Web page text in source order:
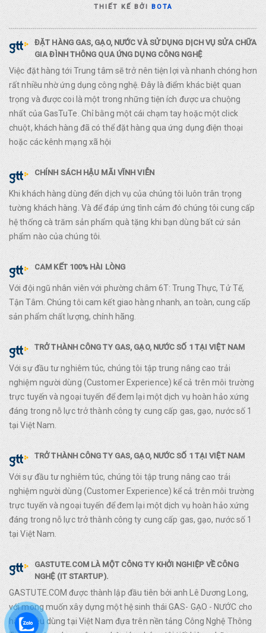
THIẾT KẾ BỞIBOTA
ĐẶT HÀNG GAS, GẠO, NƯỚC VÀ SỬ DỤNG DỊCH VỤ SỬA CHỮA
GIA ĐÌNH THÔNG QUA ỨNG DỤNG CÔNG NGHỆ
Việc đặt hàng tới Trung tâm sẽ trở nên tiện lợi và nhanh chóng hơn
rất nhiều nhờ ứng dụng công nghệ. Đây là điểm khác biệt quan
trọng và được coi là một trong những tiện ích được ưa chuộng
nhất của GasTuTe. Chỉ bằng một cái chạm tay hoặc một click
chuột, khách hàng đã có thể đặt hàng qua ứng dụng điện thoại
hoặc các kênh mạng xã hội
CHÍNH SÁCH HẬU MÃI VĨNH VIỄN
Khi khách hàng dùng đến dịch vụ của chúng tôi luôn trân trọng
tường khách hàng. Và để đáp ứng tình cảm đó chúng tôi cung cấp
hệ thống cà trăm sản phẩm quà tặng khi bạn dùng bất cứ sản
phẩm nào của chúng tôi.
CAM KẾT 100% HÀI LÒNG
Với đội ngũ nhân viên với phường châm 6T: Trung Thực, Tử Tế,
Tận Tâm. Chúng tôi cam kết giao hàng nhanh, an toàn, cung cấp
sản phẩm chất lượng, chính hãng.
TRỞ THÀNH CÔNG TY GAS, GẠO, NƯỚC SỐ 1 TẠI VIỆT NAM
Với sự đầu tư nghiêm túc, chúng tôi tập trung nâng cao trải
nghiệm người dùng (Customer Experience) kể cả trên môi trường
trực tuyến và ngoại tuyến để đem lại một dịch vụ hoàn hảo xứng
đáng trong nỗ lực trở thành công ty cung cấp gas, gạo, nước số 1
tại Việt Nam.
TRỞ THÀNH CÔNG TY GAS, GẠO, NƯỚC SỐ 1 TẠI VIỆT NAM
Với sự đầu tư nghiêm túc, chúng tôi tập trung nâng cao trải
nghiệm người dùng (Customer Experience) kể cả trên môi trường
trực tuyến và ngoại tuyến để đem lại một dịch vụ hoàn hảo xứng
đáng trong nỗ lực trở thành công ty cung cấp gas, gạo, nước số 1
tại Việt Nam.
GASTUTE.COM LÀ MỘT CÔNG TY KHỞI NGHIỆP VỀ CÔNG
NGHỆ (IT STARTUP).
GASTUTE.COM được thành lập đầu tiên bởi anh Lê Dương Long,
với mong muốn xây dựng một hệ sinh thái GAS- GẠO - NƯỚC cho
hàng tiêu dùng tại Việt Nam đựa trên nền tảng Công Nghệ Thông